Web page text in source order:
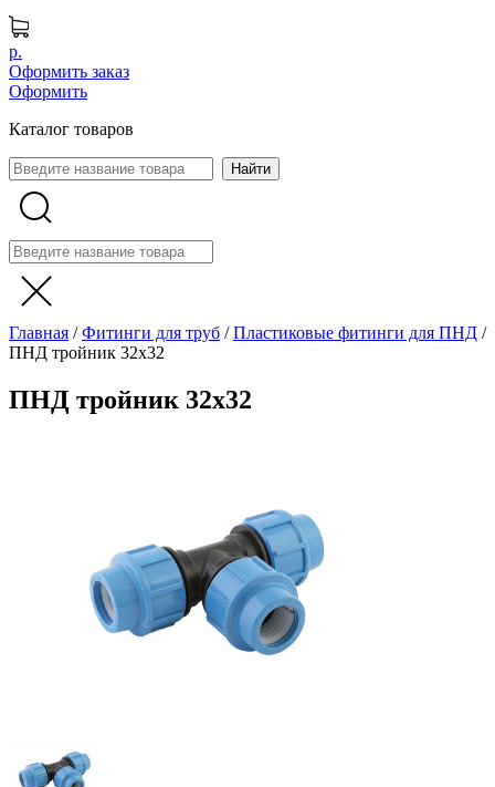
р.
Оформить заказ
Оформить
Каталог товаров
Главная /Фитинги для труб /Пластиковые фитинги для ПНД /
ПНД тройник 32х32
ПНД тройник 32х32